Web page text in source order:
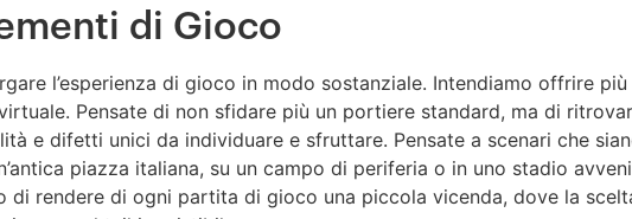
di Gioco
l’esperienza di gioco in modo sostanziale. Intendiamo offrire
Pensate di non sfidare più un portiere standard, ma di
e difetti unici da individuare e sfruttare. Pensate a scenari che
piazza italiana, su un campo di periferia o in uno stadio
di rendere di ogni partita di gioco una piccola vicenda, dove la